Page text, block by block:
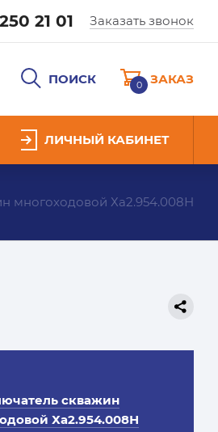
21 01 Заказать звонок
ПОИСК 0 ЗАКАЗ
ЛИЧНЫЙ КАБИНЕТ
многоходовой Ха2.954.008Н
скважин
Ха2.954.008Н